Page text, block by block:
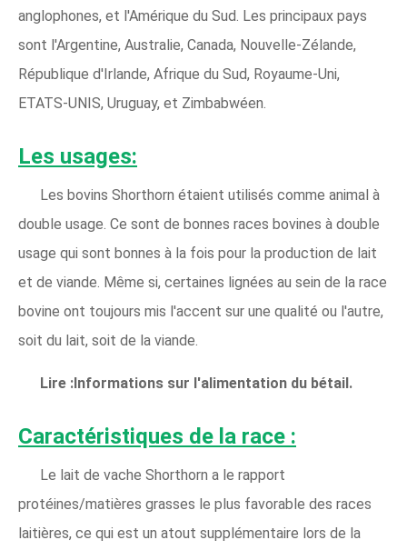
anglophones, et l'Amérique du Sud. Les principaux pays
sont l'Argentine, Australie, Canada, Nouvelle-Zélande,
République d'Irlande, Afrique du Sud, Royaume-Uni,
ETATS-UNIS, Uruguay, et Zimbabwéen.
Les usages:
Les bovins Shorthorn étaient utilisés comme animal à
double usage. Ce sont de bonnes races bovines à double
usage qui sont bonnes à la fois pour la production de lait
et de viande. Même si, certaines lignées au sein de la race
bovine ont toujours mis l'accent sur une qualité ou l'autre,
soit du lait, soit de la viande.
Lire :Informations sur l'alimentation du bétail.
Caractéristiques de la race :
Le lait de vache Shorthorn a le rapport
protéines/matières grasses le plus favorable des races
laitières, ce qui est un atout supplémentaire lors de la